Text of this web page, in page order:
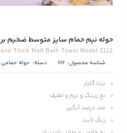
حوله نيم حمام سایز متوسط ضخيم برند
Thick Half Bath Towel Model 1112
شناسه محصول: 1112 دسته: حوله حمامی
برندگلزار
نخ رينگ و نرم و لطيف
صد درصد آبگير
رنگ ثابت